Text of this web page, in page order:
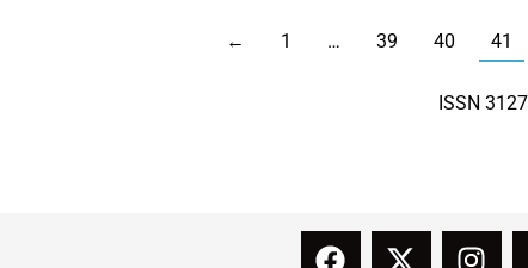
← 1 … 39 40 41
ISSN